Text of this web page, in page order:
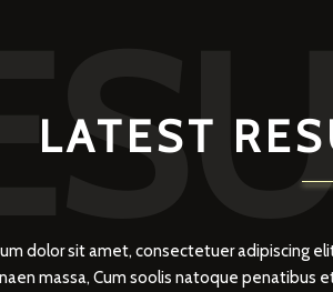
LATEST
dolor sit amet, consectetuer adipiscing
massa, Cum soolis natoque penatibus